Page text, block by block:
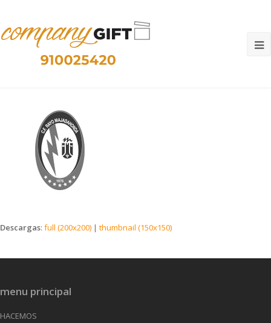
Descargas: full (200x200) | thumbnail (150x150)
menu principal
HACEMOS